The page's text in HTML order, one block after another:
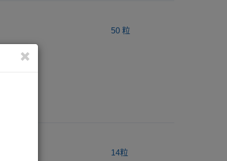
50 粒
14粒